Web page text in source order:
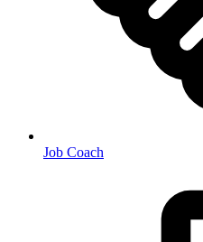
Job Coach